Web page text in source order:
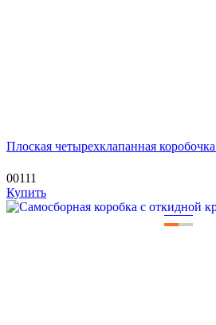
Плоская четырехклапанная
00111
Купить
——